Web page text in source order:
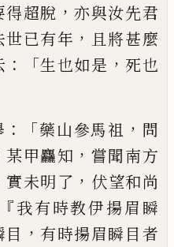
得超脫 ，亦與汝先君
世已有年 ， 且將甚麼
：「生也如是 ，死也
：「藥山參馬祖 ， 問
某甲麤知 ， 嘗聞南方
實未明了 ， 伏望和尚
我有時教伊揚眉瞬
， 有時揚眉瞬目者